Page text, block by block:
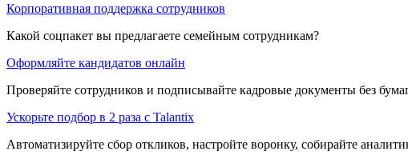
Корпоративная поддержка сотрудников
Какой соцпакет вы предлагаете семейным сотрудникам?
Оформляйте кандидатов онлайн
Проверяйте сотрудников и подписывайте кадровые документы без
Ускорьте подбор в 2 раза с Talantix
Автоматизируйте сбор откликов, настройте воронку, собирайте